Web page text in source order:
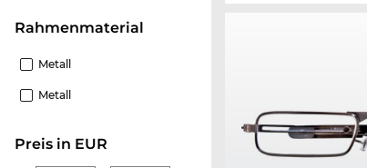
Rahmenmaterial
Metall
Metall
Preis in EUR